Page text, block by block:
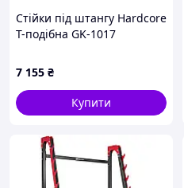
Стійки під штангу Hardcore
T-подібна GK-1017
7 155 ₴
Купити